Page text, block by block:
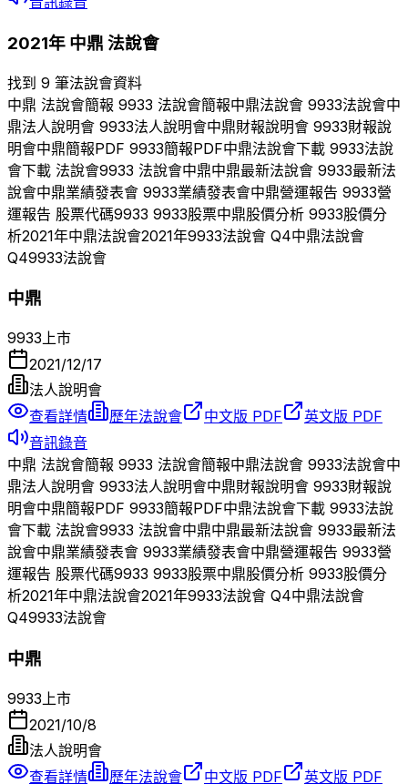
2021年 中鼎 法說會
找到 9 筆法說會資料
中鼎 法說會簡報 9933 法說會簡報中鼎法說會 9933法說會中
鼎法人說明會 9933法人說明會中鼎財報說明會 9933財報說
明會中鼎簡報PDF 9933簡報PDF中鼎法說會下載 9933法說
會下載 法說會9933 法說會中鼎中鼎最新法說會 9933最新法
說會中鼎業績發表會 9933業績發表會中鼎營運報告 9933營
運報告 股票代碼9933 9933股票中鼎股價分析 9933股價分
析2021年中鼎法說會2021年9933法說會 Q4中鼎法說會
Q49933法說會
中鼎
9933上市
2021/12/17
法人說明會
查看詳情
歷年法說會 中文版 PDF
英文版 PDF
音訊錄音
中鼎 法說會簡報 9933 法說會簡報中鼎法說會 9933法說會中
鼎法人說明會 9933法人說明會中鼎財報說明會 9933財報說
明會中鼎簡報PDF 9933簡報PDF中鼎法說會下載 9933法說
會下載 法說會9933 法說會中鼎中鼎最新法說會 9933最新法
說會中鼎業績發表會 9933業績發表會中鼎營運報告 9933營
運報告 股票代碼9933 9933股票中鼎股價分析 9933股價分
析2021年中鼎法說會2021年9933法說會 Q4中鼎法說會
Q49933法說會
中鼎
9933 上市
2021/10/8
法人說明會
查看詳情
歷年法說會 中文版 PDF
英文版 PDF